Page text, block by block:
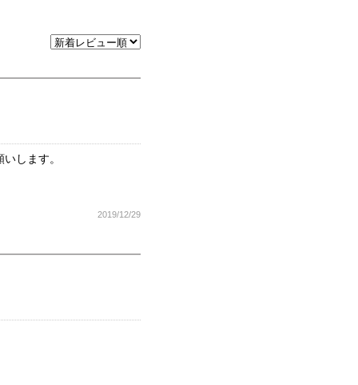
します。
2019/12/29